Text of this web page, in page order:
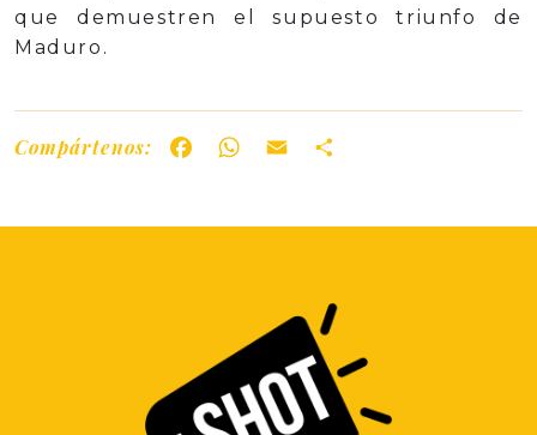
que demuestren el supuesto triunfo de
Maduro.
Compártenos: FacebookWhatsApp
Email